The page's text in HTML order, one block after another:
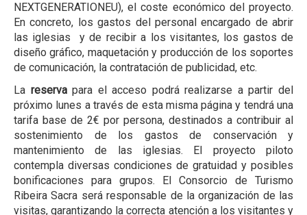
NEXTGENERATIONEU), el coste económico del proyecto.
En concreto, los gastos del personal encargado de abrir
las iglesias y de recibir a los visitantes, los gastos de
diseño gráfico, maquetación y producción de los soportes
de comunicación, la contratación de publicidad, etc.
La reservapara el acceso podrá realizarse a partir del
próximo lunes a través de esta misma página y tendrá una
tarifa base de 2€ por persona, destinados a contribuir al
sostenimiento de los gastos de conservación y
mantenimiento de las iglesias. El proyecto piloto
contempla diversas condiciones de gratuidad y posibles
bonificaciones para grupos. El Consorcio de Turismo
Ribeira Sacra será responsable de la organización de las
visitas, garantizando la correcta atención a los visitantes y